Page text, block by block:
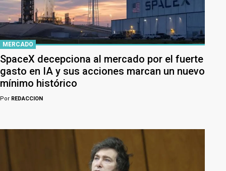
MERCADO
SpaceX decepciona al mercado por el fuerte
gasto en IA y sus acciones marcan un nuevo
mínimo histórico
Por REDACCION